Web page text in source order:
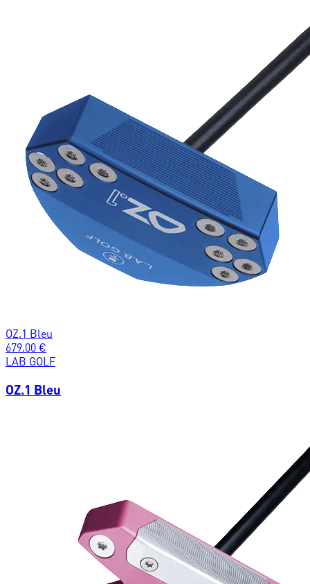
OZ.1 Bleu
679.00 €
LAB GOLF
OZ.1 Bleu